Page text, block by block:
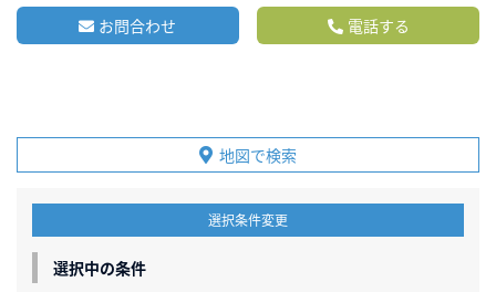
お問合わせ 電話する
地図で検索
選択条件変更
選択中の条件